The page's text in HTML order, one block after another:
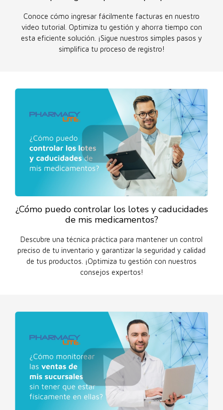
Conoce cómo ingresar fácilmente facturas en nuestro
video tutorial. Optimiza tu gestión y ahorra tiempo con
esta eficiente solución. ¡Sigue nuestros simples pasos y
simplifica tu proceso de registro!
¿Cómo puedo controlar los lotes y caducidades
de mis medicamentos?
Descubre una técnica práctica para mantener un control
preciso de tu inventario y garantizar la seguridad y calidad
de tus productos. ¡Optimiza tu gestión con nuestros
consejos expertos!